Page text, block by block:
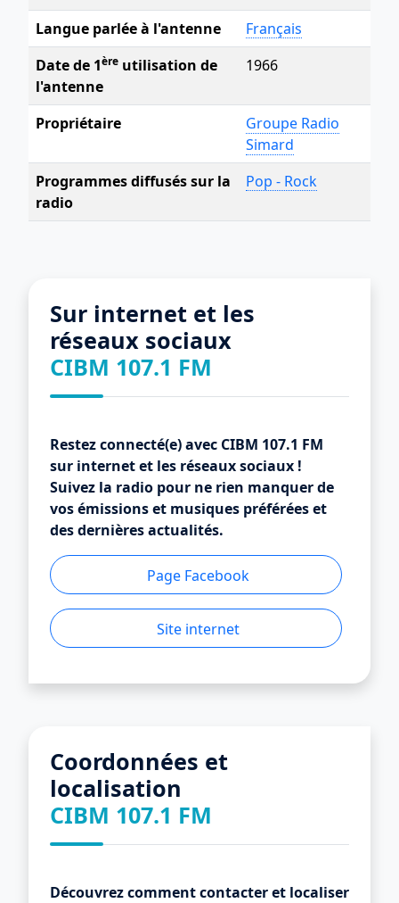
Langue parlée à l'antenne
Français
Date de 1ère utilisation de
l'antenne
1966
Propriétaire
Groupe Radio
Simard
Programmes diffusés sur la
radio
Pop - Rock
Sur internet et les
réseaux sociaux
CIBM 107.1 FM
Restez connecté(e) avec CIBM 107.1 FM
sur internet et les réseaux sociaux !
Suivez la radio pour ne rien manquer de
vos émissions et musiques préférées et
des dernières actualités.
Page Facebook
Site internet
Coordonnées et
localisation
CIBM 107.1 FM
Découvrez comment contacter et localiser